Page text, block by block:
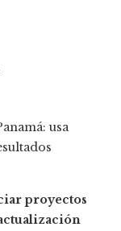
proyectos